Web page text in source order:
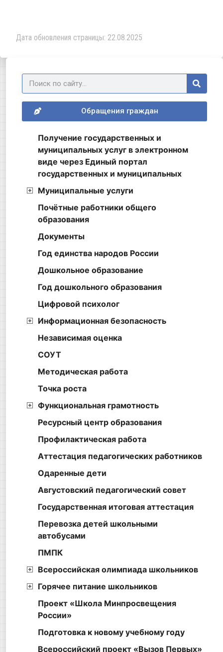
Дата обновления страницы: 22.08.2025
Обращения граждан
Получение государственных и
муниципальных услуг в электронном
виде через Единый портал
государственных и муниципальных
Муниципальные услуги
Почётные работники общего
образования
Документы
Год единства народов России
Дошкольное образование
Год дошкольного образования
Цифровой психолог
Информационная безопасность
Независимая оценка
СОУТ
Методическая работа
Точка роста
Функциональная грамотность
Ресурсный центр образования
Профилактическая работа
Аттестация педагогических работников
Одаренные дети
Августовский педагогический совет
Государственная итоговая аттестация
Перевозка детей школьными
автобусами
ПМПК
Всероссийская олимпиада школьников
Горячее питание школьников
Проект «Школа Минпросвещения
России»
Подготовка к новому учебному году
Всероссийский проект «Вызов Первых»